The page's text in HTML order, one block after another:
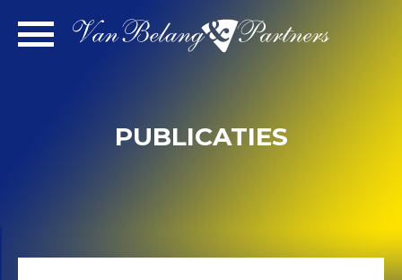
Spring
naar
PUBLICATIES